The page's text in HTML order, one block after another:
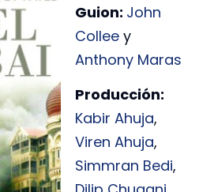
Guion: John
Collee y
Anthony Maras
Producción:
Kabir Ahuja,
Viren Ahuja,
Simmran Bedi,